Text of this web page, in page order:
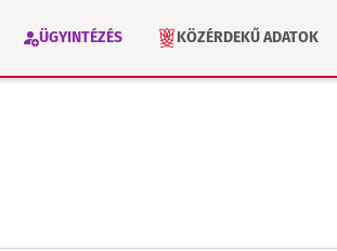
ÜGYINTÉZÉS KÖZÉRDEKŰ ADATOK